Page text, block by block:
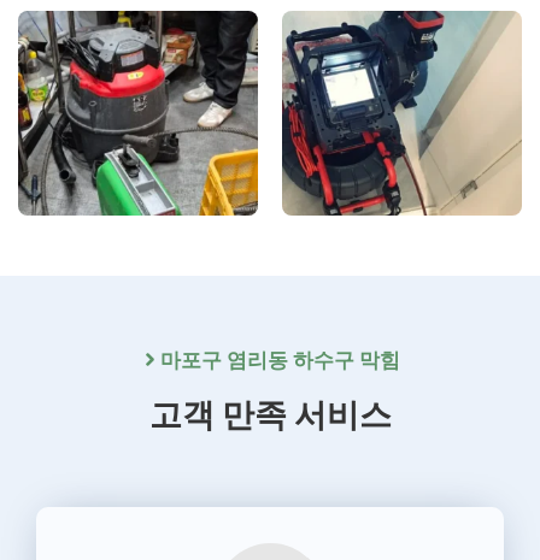
마포구 염리동 하수구 막힘
고객 만족 서비스